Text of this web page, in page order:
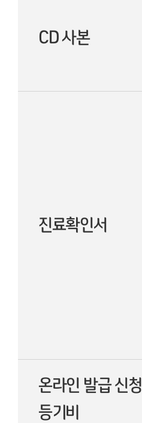
CD 사본
진료확인서
온라인 발급 신청
등기비